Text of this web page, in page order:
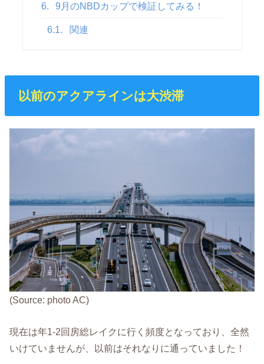
6. 9月のNBDカップで検証してみる！
6.1. 関連
以前のアクアラインは大渋滞
(Source: photo AC)
現在は年1-2回房総レイクに行く頻度となっており、全然
いけていませんが、以前はそれなりに通っていました！